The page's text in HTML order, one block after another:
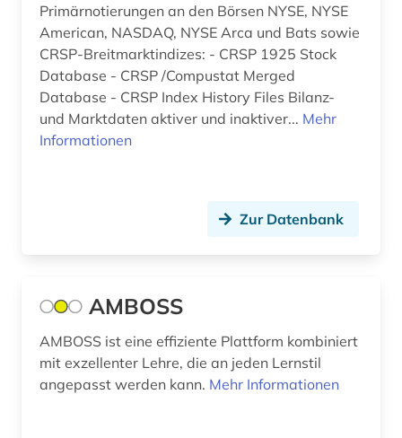
besetzung (3)
besoldung (1)
bestimmung (1)
betriebsdaten (7)
Primärnotierungen an den Börsen NYSE, NYSE
American, NASDAQ, NYSE Arca und Bats sowie
CRSP-Breitmarktindizes: - CRSP 1925 Stock
Database - CRSP /Compustat Merged
Database - CRSP Index History Files Bilanz-
und Marktdaten aktiver und inaktiver... Mehr
Informationen
Zur Datenbank
AMBOSS
AMBOSS ist eine effiziente Plattform kombiniert
mit exzellenter Lehre, die an jeden Lernstil
angepasst werden kann. Mehr Informationen